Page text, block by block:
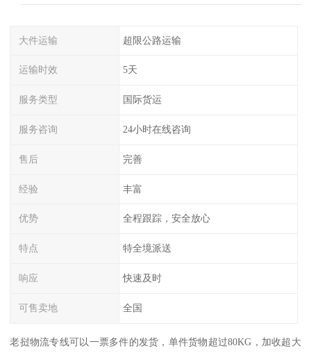
大件运输 超限公路运输
运输时效 5天
服务类型 国际货运
服务咨询 24小时在线咨询
售后 完善
经验 丰富
优势 全程跟踪，安全放心
特点 特全境派送
响应 快速及时
可售卖地 全国
老挝物流专线可以一票多件的发货，单件货物超过80KG，加收超大